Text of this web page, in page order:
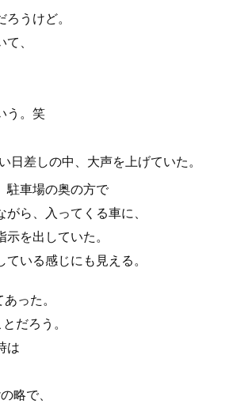
うけど。
、
う。笑
日差しの中、大声を上げていた。
駐車場の奥の方で
ら、入ってくる車に、
を出していた。
いる感じにも見える。
った。
だろう。
は
略で、